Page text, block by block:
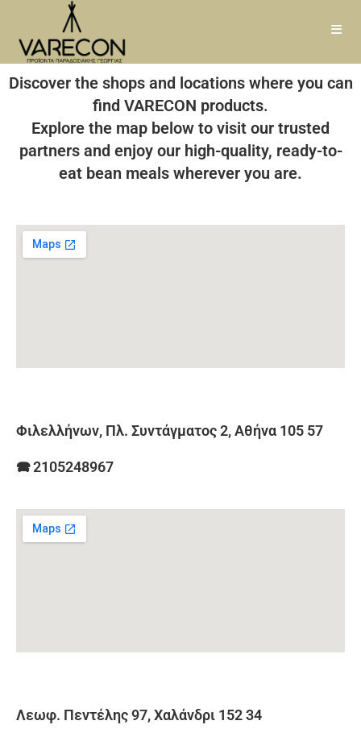
Discover the shops and locations where you can
find VARECON products.
Explore the map below to visit our trusted
partners and enjoy our high-quality, ready-to-
eat bean meals wherever you are.
Φιλελλήνων, Πλ. Συντάγματος 2, Αθήνα 105 57
🕿 2105248967
Λεωφ. Πεντέλης 97, Χαλάνδρι 152 34